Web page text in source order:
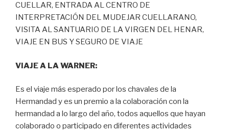
CUELLAR, ENTRADA AL CENTRO DE
INTERPRETACIÓN DEL MUDEJAR CUELLARANO,
VISITA AL SANTUARIO DE LA VIRGEN DEL HENAR,
VIAJE EN BUS Y SEGURO DE VIAJE
VIAJE A LA WARNER:
Es el viaje más esperado por los chavales de la
Hermandad y es un premio a la colaboración con la
hermandad a lo largo del año, todos aquellos que hayan
colaborado o participado en diferentes actividades